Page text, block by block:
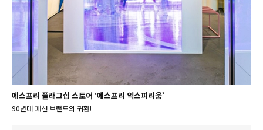
에스프리 플래그십 스토어 ‘에스프리 익스피리움’
90년대 패션 브랜드의 귀환!